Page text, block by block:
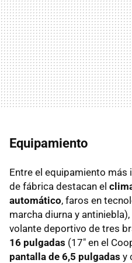
Equipamiento
Entre el equipamiento
de fábrica destacan el
automático, faros en
marcha diurna y
volante deportivo de tres
16 pulgadas (17" en el
pantalla de 6,5 pulgadas y